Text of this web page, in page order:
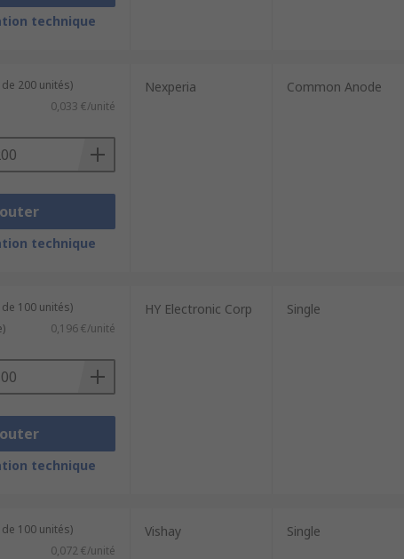
technique
200 unités)
0,033 €/unité
technique
Nexperia Common Anode
100 unités)
0,196 €/unité
technique
HY Electronic Corp Single
100 unités)
0,072 €/unité
Vishay Single